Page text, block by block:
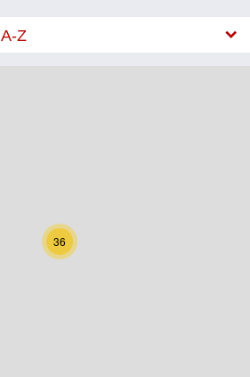
A-Z
Niederösterreich
Oberösterreich
36